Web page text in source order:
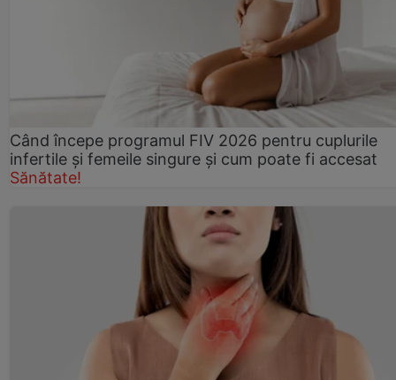
Când începe programul FIV 2026 pentru cuplurile
infertile şi femeile singure şi cum poate fi accesat
Sănătate!